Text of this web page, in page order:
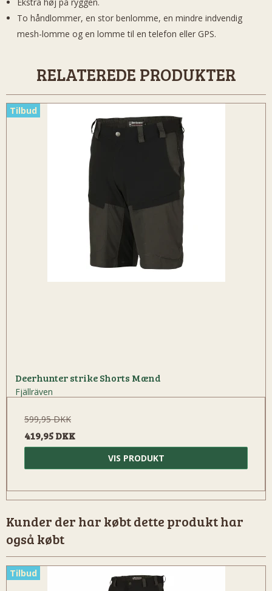
To håndlommer, en stor benlomme, en mindre indvendig
mesh-lomme og en lomme til en telefon eller GPS.
RELATEREDE PRODUKTER
Tilbud
Deerhunter strike Shorts Mænd
Fjällräven
599,95 DKK
419,95 DKK
VIS PRODUKT
Kunder der har købt dette produkt har
også købt
Tilbud